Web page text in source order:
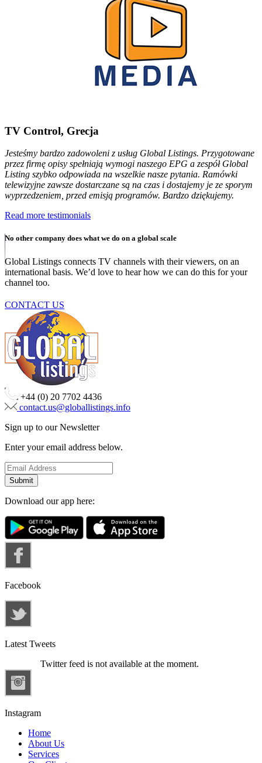
TV Control, Grecja
Jesteśmy bardzo zadowoleni z usług Global Listings. Przygotowane
przez firmę opisy spełniają wymogi naszego EPG a zespół Global
Listing szybko odpowiada na wszelkie nasze pytania. Ramówki
telewizyjne zawsze dostarczane są na czas i dostajemy je ze sporym
wyprzedzeniem, przed emisją programów. Bardzo dziękujemy.
Read more testimonials
No other company does what we do on a global scale
Global Listings connects TV channels with their viewers, on an
international basis. We’d love to hear how we can do this for your
channel too.
CONTACT US
+44 (0) 20 7702 4436
contact.us@globallistings.info
Sign up to our Newsletter
Enter your email address below.
Download our app here:
Facebook
Latest Tweets
Twitter feed is not available at the moment.
Instagram
Home
About Us
Services